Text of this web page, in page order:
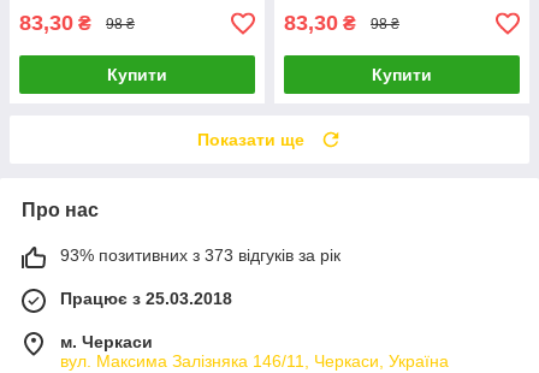
83,30 ₴ 98 ₴
Купити
83,30 ₴ 98 ₴
Купити
Показати ще
Про нас
93% позитивних з 373 відгуків за рік
Працює з 25.03.2018
м. Черкаси
вул. Максима Залізняка 146/11, Черкаси, Україна